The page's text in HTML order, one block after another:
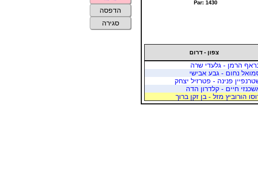
Par: 1430
צפון - דרום
הרמן - גלעדי שרה
נחום - גבע אבישי
פנינה - פטרזיל יצחק
חיים - קלדרון הדה
הורוביץ מזל - בן זקן ברוך
הדפסה
סגירה